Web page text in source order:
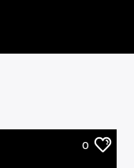
0